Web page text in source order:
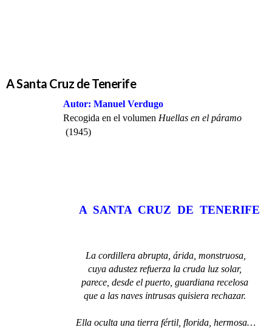
A Santa Cruz de Tenerife
Autor: Manuel Verdugo
Recogida en el volumen Huellas en el páramo
(1945)
A SANTA CRUZ DE TENERIFE
La cordillera abrupta, árida, monstruosa,
cuya adustez refuerza la cruda luz solar,
parece, desde el puerto, guardiana recelosa
que a las naves intrusas quisiera rechazar.
Ella oculta una tierra fértil, florida, hermosa…